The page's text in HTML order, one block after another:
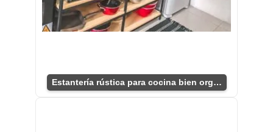
Estantería rústica para cocina bien organizada